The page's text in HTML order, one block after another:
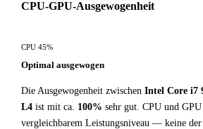
CPU-GPU-Ausgewogenheit
CPU 45%
Optimal ausgewogen
Die Ausgewogenheit zwischen Intel Core i7
L4 ist mit ca. 100% sehr gut. CPU und
vergleichbarem Leistungsniveau — keine